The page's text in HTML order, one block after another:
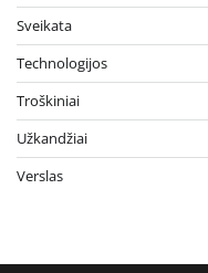
Sveikata
Technologijos
Troškiniai
Užkandžiai
Verslas